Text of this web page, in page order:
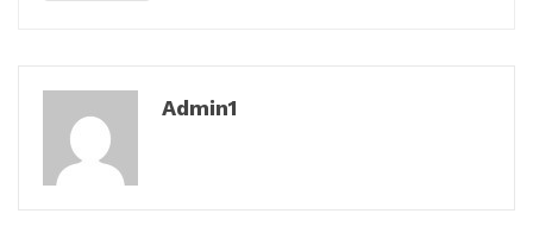
Admin1